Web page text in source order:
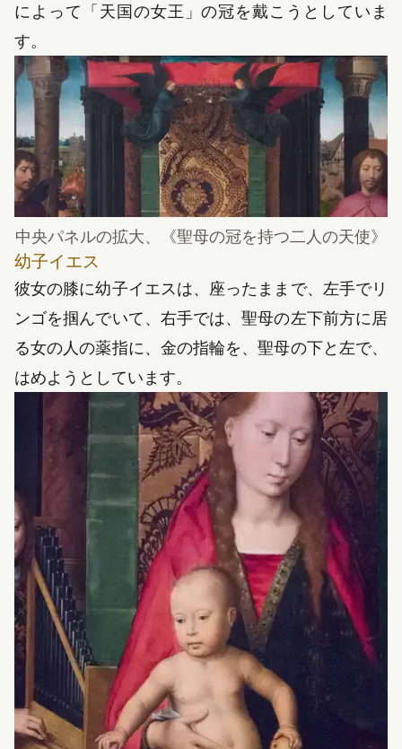
によって「天国の女王」の冠を戴こうとしていま
す。
中央パネルの拡大、 《聖母の冠を持つ二人の天使》
幼子イエス
彼女の膝に幼子イエスは、座ったままで、左手でリ
ンゴを掴んでいて、右手では、聖母の左下前方に居
る女の人の薬指に、金の指輪を、聖母の下と左で、
はめようとしています。